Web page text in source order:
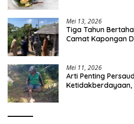
Mei 13, 2026
Tiga Tahun
Camat Kapongan
Mei 11, 2026
Arti Penting
Ketidakberdayaan,